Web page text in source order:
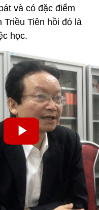
và có đặc điểm
Triều Tiên hồi đó là
học.